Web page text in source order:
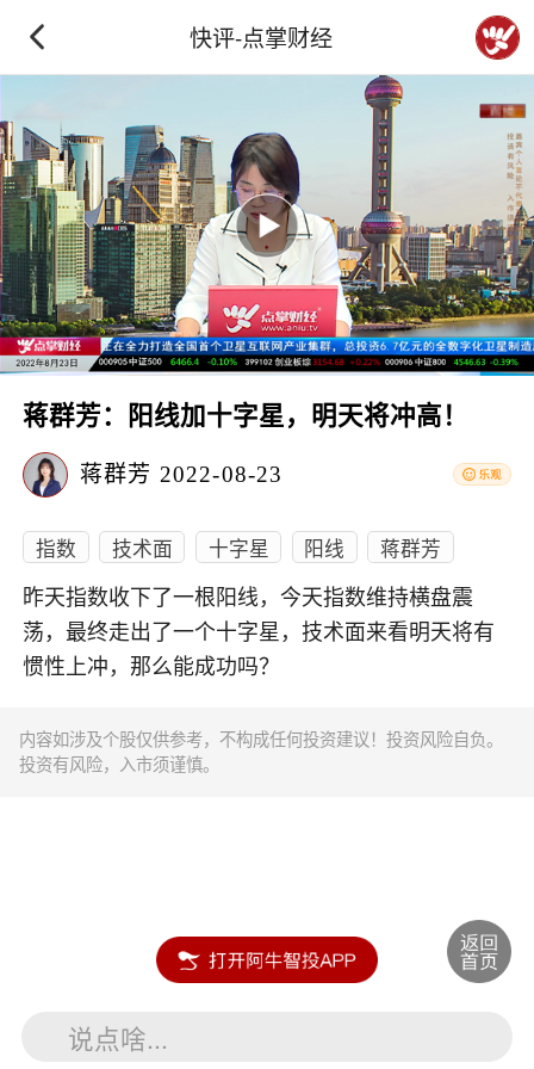
快评-点掌财经
蒋群芳：阳线加十字星，明天将冲高！
蒋群芳 2022-08-23
指数 技术面 十字星 阳线 蒋群芳
昨天指数收下了一根阳线，今天指数维持横盘震
荡，最终走出了一个十字星，技术面来看明天将有
惯性上冲，那么能成功吗？
内容如涉及个股仅供参考，不构成任何投资建议！投资风险自负。
投资有风险，入市须谨慎。
说点啥...